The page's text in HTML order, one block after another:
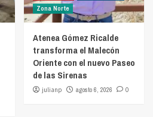
Zona Norte
Atenea Gómez Ricalde
transforma el Malecón
Oriente con el nuevo Paseo
de las Sirenas
julianp agosto 6, 2026 0